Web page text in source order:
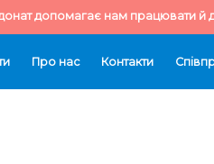
допомагає нам працювати й
Про нас Контакти